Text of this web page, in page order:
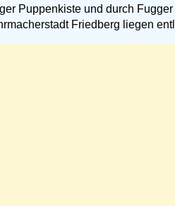
Puppenkiste und durch
Friedberg liegen